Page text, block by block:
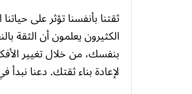
ثقتنا بأنفسنا تؤثر على
الكثيرون يعلمون أن الثقة
بنفسك، من خلال تغيير
لإعادة بناء ثقتك. دعنا